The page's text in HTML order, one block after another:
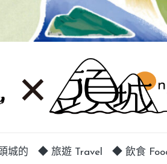
城的 ◆ 旅遊 Travel ◆ 飲食